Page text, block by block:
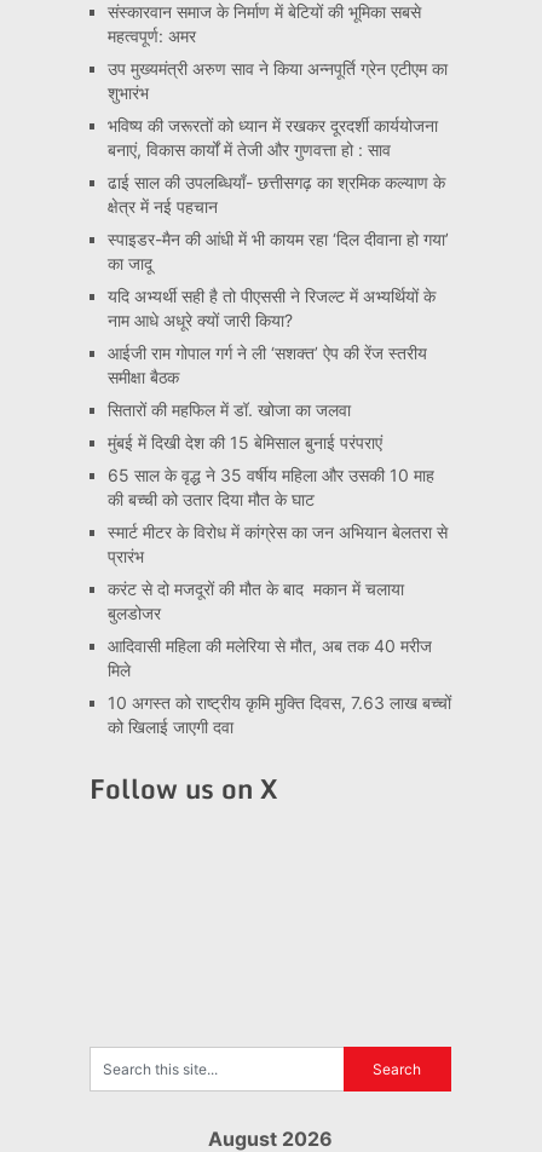
संस्कारवान समाज के निर्माण में बेटियों की भूमिका सबसे
महत्वपूर्ण: अमर
उप मुख्यमंत्री अरुण साव ने किया अन्नपूर्ति ग्रेन एटीएम का
शुभारंभ
भविष्य की जरूरतों को ध्यान में रखकर दूरदर्शी कार्ययोजना
बनाएं, विकास कार्यों में तेजी और गुणवत्ता हो : साव
ढाई साल की उपलब्धियाँ- छत्तीसगढ़ का श्रमिक कल्याण के
क्षेत्र में नई पहचान
स्पाइडर-मैन की आंधी में भी कायम रहा ‘दिल दीवाना हो गया’
का जादू
यदि अभ्यर्थी सही है तो पीएससी ने रिजल्ट में अभ्यर्थियों के
नाम आधे अधूरे क्यों जारी किया?
आईजी राम गोपाल गर्ग ने ली ‘सशक्त’ ऐप की रेंज स्तरीय
समीक्षा बैठक
सितारों की महफिल में डॉ. खोजा का जलवा
मुंबई में दिखी देश की 15 बेमिसाल बुनाई परंपराएं
65 साल के वृद्ध ने 35 वर्षीय महिला और उसकी 10 माह
की बच्ची को उतार दिया मौत के घाट
स्मार्ट मीटर के विरोध में कांग्रेस का जन अभियान बेलतरा से
प्रारंभ
करंट से दो मजदूरों की मौत के बाद मकान में चलाया
बुलडोजर
आदिवासी महिला की मलेरिया से मौत, अब तक 40 मरीज
मिले
10 अगस्त को राष्ट्रीय कृमि मुक्ति दिवस, 7.63 लाख बच्चों
को खिलाई जाएगी दवा
Follow us on X
August 2026